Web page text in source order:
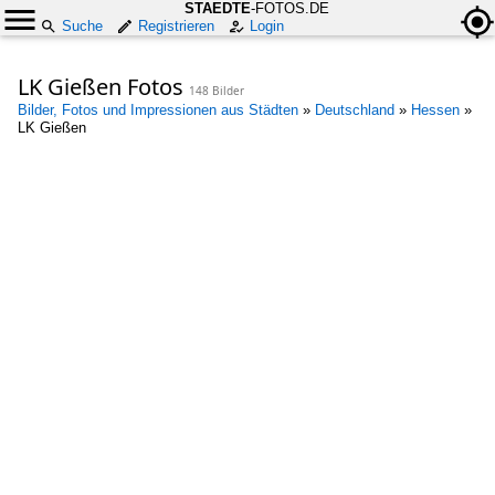
STAEDTE-FOTOS.DE
Suche
Registrieren Login
LK Gießen Fotos 148 Bilder
Bilder, Fotos und Impressionen aus Städten » Deutschland » Hessen »
LK Gießen